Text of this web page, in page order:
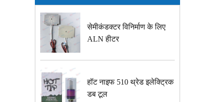
सेमीकंडक्टर विनिर्माण के लिए
ALN हीटर
हॉट नाइफ 510 थ्रेड इलेक्ट्रिक
डब टूल